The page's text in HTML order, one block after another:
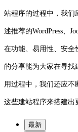
站程序的过程中，我们
述推荐的WordPress、
在功能、易用性、安全
的分享能为大家在寻找
用过程中，我们还应
这些建站程序来搭建出
最新